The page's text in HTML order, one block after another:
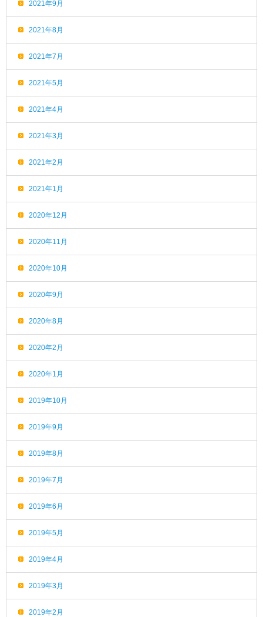
2021年9月
2021年8月
2021年7月
2021年5月
2021年4月
2021年3月
2021年2月
2021年1月
2020年12月
2020年11月
2020年10月
2020年9月
2020年8月
2020年2月
2020年1月
2019年10月
2019年9月
2019年8月
2019年7月
2019年6月
2019年5月
2019年4月
2019年3月
2019年2月